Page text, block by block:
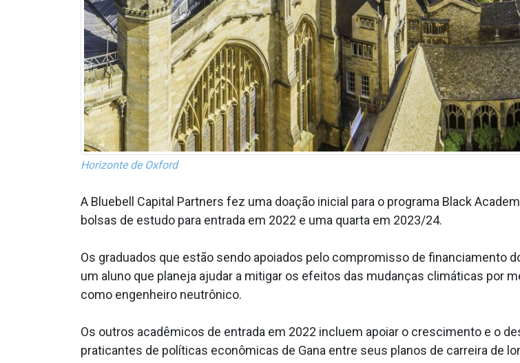
Horizonte de Oxford
A Bluebell Capital Partners fez uma doação inicial para o programa Black
bolsas de estudo para entrada em 2022 e uma quarta em 2023/24.
Os graduados que estão sendo apoiados pelo compromisso de financiamento
um aluno que planeja ajudar a mitigar os efeitos das mudanças climáticas por
como engenheiro neutrônico.
Os outros acadêmicos de entrada em 2022 incluem apoiar o crescimento e o
praticantes de políticas econômicas de Gana entre seus planos de carreira de